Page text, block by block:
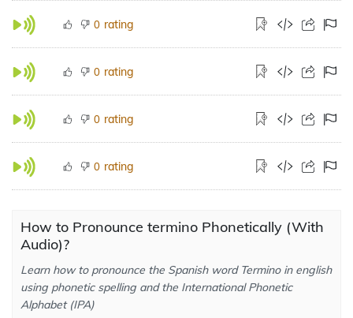
0 rating
0 rating
0 rating
0 rating
How to Pronounce termino Phonetically (With
Audio)?
Learn how to pronounce the Spanish word Termino in english
using phonetic spelling and the International Phonetic
Alphabet (IPA)